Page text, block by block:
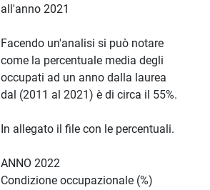
all'anno 2021
Facendo un'analisi si può notare
come la percentuale media degli
occupati ad un anno dalla laurea
dal (2011 al 2021) è di circa il 55%.
In allegato il file con le percentuali.
ANNO 2022
Condizione occupazionale (%)